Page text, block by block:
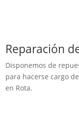
Reparación
Disponemos de
para hacerse cargo
en Rota.